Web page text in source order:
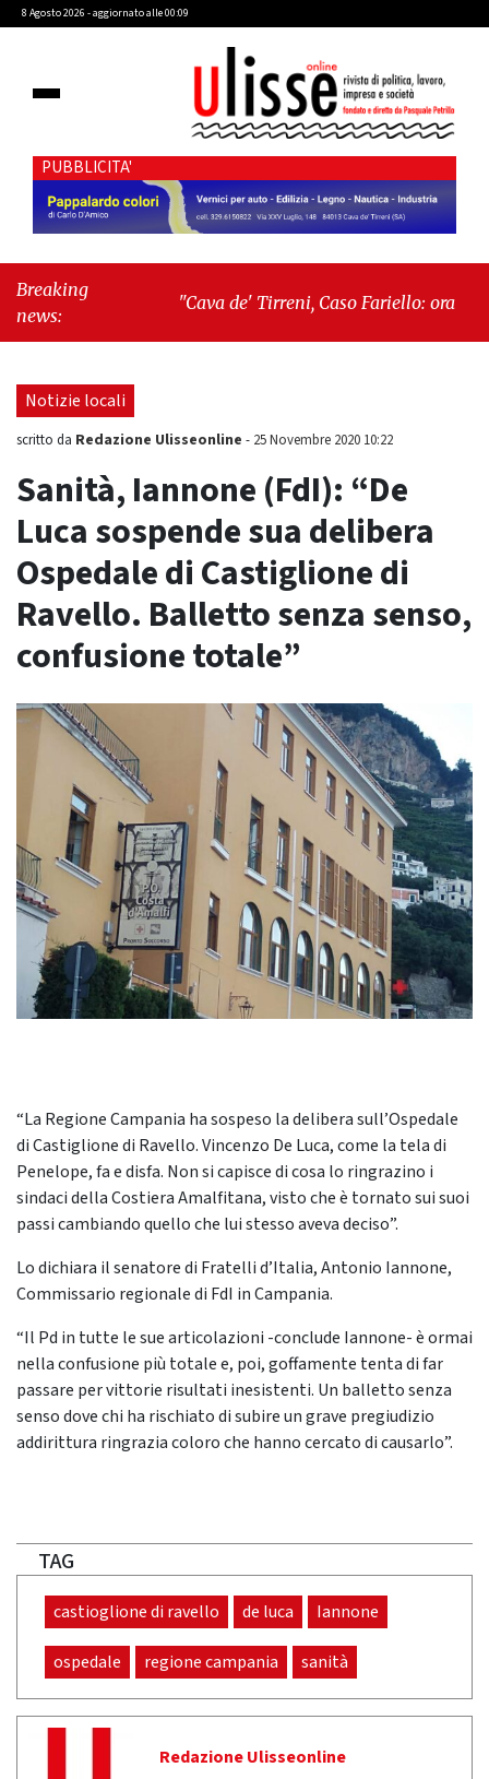
8 Agosto 2026 - aggiornato alle 00:09
PUBBLICITA'
Breaking
news:
"Cava de' Tirreni, Caso Fariello: ora torniamo
Notizie locali
scritto da Redazione Ulisseonline - 25 Novembre 2020 10:22
Sanità, Iannone (FdI): “De
Luca sospende sua delibera
Ospedale di Castiglione di
Ravello. Balletto senza senso,
confusione totale”
“La Regione Campania ha sospeso la delibera sull’Ospedale
di Castiglione di Ravello. Vincenzo De Luca, come la tela di
Penelope, fa e disfa. Non si capisce di cosa lo ringrazino i
sindaci della Costiera Amalfitana, visto che è tornato sui suoi
passi cambiando quello che lui stesso aveva deciso”.
Lo dichiara il senatore di Fratelli d’Italia, Antonio Iannone,
Commissario regionale di FdI in Campania.
“Il Pd in tutte le sue articolazioni -conclude Iannone- è ormai
nella confusione più totale e, poi, goffamente tenta di far
passare per vittorie risultati inesistenti. Un balletto senza
senso dove chi ha rischiato di subire un grave pregiudizio
addirittura ringrazia coloro che hanno cercato di causarlo”.
TAG
castioglione di ravello de luca Iannone
ospedale regione campania sanità
Redazione Ulisseonline